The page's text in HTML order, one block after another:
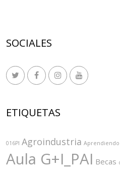
SOCIALES
ETIQUETAS
016PI Agroindustria Aprendiendo
Aula G+I_PAI Becas